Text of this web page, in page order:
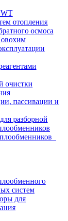
отопления
осмоса
очистки
пассивации и
разборной
систем
для